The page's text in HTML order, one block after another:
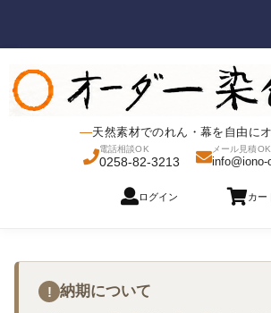
天然素材でのれん・幕を自由に
電話相談OK
0258-82-3213
メール見積OK
info@iono-
ログイン カー
! 納期について